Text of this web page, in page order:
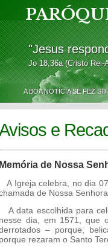
"Jesus
Jo 18,36a (Cristo Rei-
A BOA NOTÍCIA SE
e
Memória de Nossa
A Igreja celebra, no dia
de Nossa
A data escolhida para
nesse dia, em 1571, que
– porque,
porque rezaram o Santo